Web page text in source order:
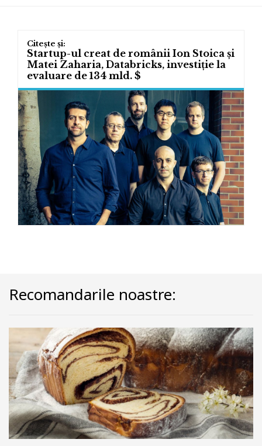
Startup-ul creat de românii Ion Stoica și
Matei Zaharia, Databricks, investiție la
evaluare de 134 mld. $
Recomandarile noastre: